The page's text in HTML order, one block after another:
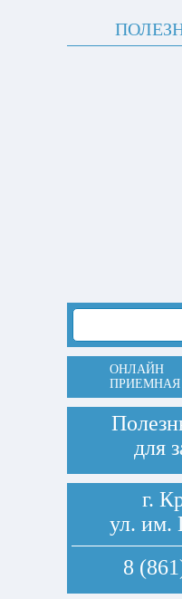
ОНЛАЙН
ПРИЕМНАЯ
для
г.
ул. им.
8